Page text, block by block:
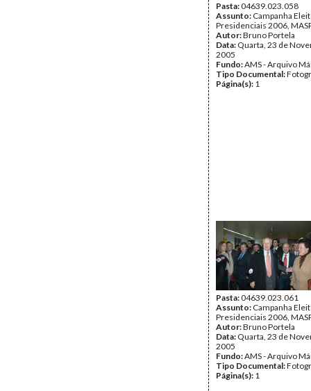
Pasta:04639.023.058
Assunto: Campanha
Presidenciais 2006,
Autor:Bruno Portela
Data: Quarta, 23 de
2005
Fundo:AMS - Arquivo
Tipo Documental:
Página(s): 1
Pasta:04639.023.061
Assunto: Campanha
Presidenciais 2006,
Autor:Bruno Portela
Data: Quarta, 23 de
2005
Fundo:AMS - Arquivo
Tipo Documental:
Página(s): 1